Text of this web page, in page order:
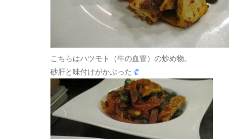
こちらはハツモト（牛の血管）の炒め物。
砂肝と味付けがかぶった